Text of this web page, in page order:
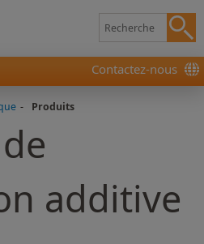
Contactez-nous
- Produits
additive